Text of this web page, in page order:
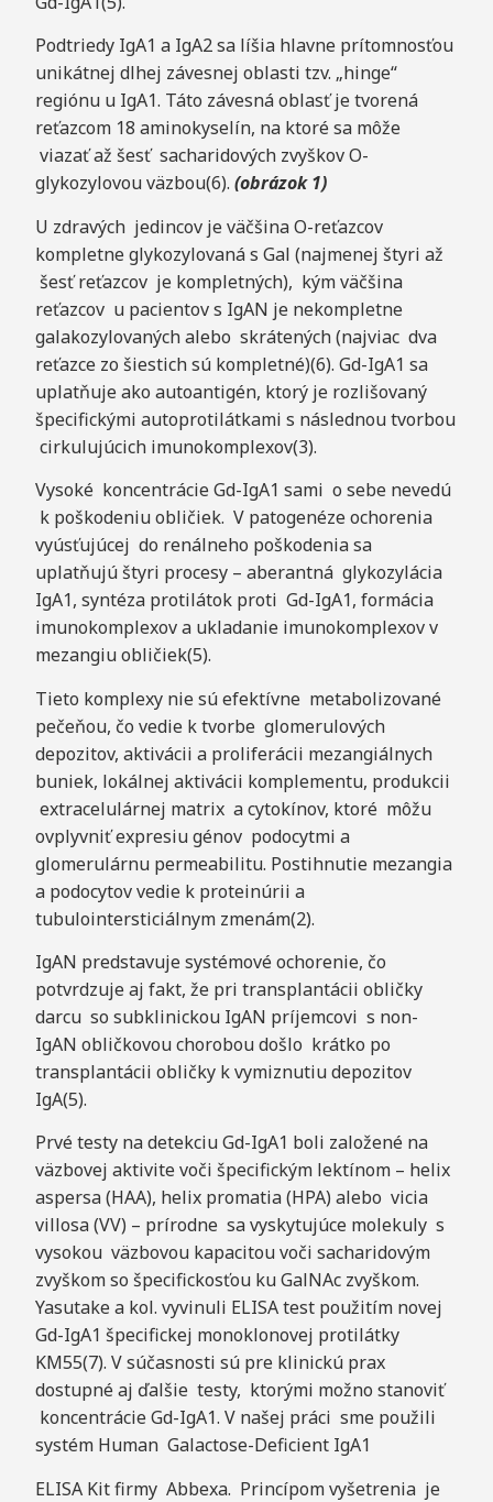
Podtriedy IgA1 a IgA2 sa líšia hlavne prítomnosťou
unikátnej dlhej závesnej oblasti tzv. „hinge“
regiónu u IgA1. Táto závesná oblasť je tvorená
reťazcom 18 aminokyselín, na ktoré sa môže
viazať až šesť sacharidových zvyškov O-
glykozylovou väzbou(6). (obrázok1)
U zdravých jedincov je väčšina O-reťazcov
kompletne glykozylovaná s Gal (najmenej štyri až
šesť reťazcov je kompletných), kým väčšina
reťazcov u pacientov s IgAN je nekompletne
galakozylovaných alebo skrátených (najviac dva
reťazce zo šiestich sú kompletné)(6). Gd-IgA1 sa
uplatňuje ako autoantigén, ktorý je rozlišovaný
špecifickými autoprotilátkami s následnou tvorbou
cirkulujúcich imunokomplexov(3).
Vysoké koncentrácie Gd-IgA1 sami o sebe nevedú
k poškodeniu obličiek. V patogenéze ochorenia
vyúsťujúcej do renálneho poškodenia sa
uplatňujú štyri procesy – aberantná glykozylácia
IgA1, syntéza protilátok proti Gd-IgA1, formácia
imunokomplexov a ukladanie imunokomplexov v
mezangiu obličiek(5).
Tieto komplexy nie sú efektívne metabolizované
pečeňou, čo vedie k tvorbe glomerulových
depozitov, aktivácii a proliferácii mezangiálnych
buniek, lokálnej aktivácii komplementu, produkcii
extracelulárnej matrix a cytokínov, ktoré môžu
ovplyvniť expresiu génov podocytmi a
glomerulárnu permeabilitu. Postihnutie mezangia
a podocytov vedie k proteinúrii a
tubulointersticiálnym zmenám(2).
IgAN predstavuje systémové ochorenie, čo
potvrdzuje aj fakt, že pri transplantácii obličky
darcu so subklinickou IgAN príjemcovi s non-
IgAN obličkovou chorobou došlo krátko po
transplantácii obličky k vymiznutiu depozitov
IgA(5).
Prvé testy na detekciu Gd-IgA1 boli založené na
väzbovej aktivite voči špecifickým lektínom – helix
aspersa (HAA), helix promatia (HPA) alebo vicia
villosa (VV) – prírodne sa vyskytujúce molekuly s
vysokou väzbovou kapacitou voči sacharidovým
zvyškom so špecifickosťou ku GalNAc zvyškom.
Yasutake a kol. vyvinuli ELISA test použitím novej
Gd-IgA1 špecifickej monoklonovej protilátky
KM55(7). V súčasnosti sú pre klinickú prax
dostupné aj ďalšie testy, ktorými možno stanoviť
koncentrácie Gd-IgA1. V našej práci sme použili
systém Human Galactose-Deficient IgA1
ELISA Kit firmy Abbexa. Princípom vyšetrenia je